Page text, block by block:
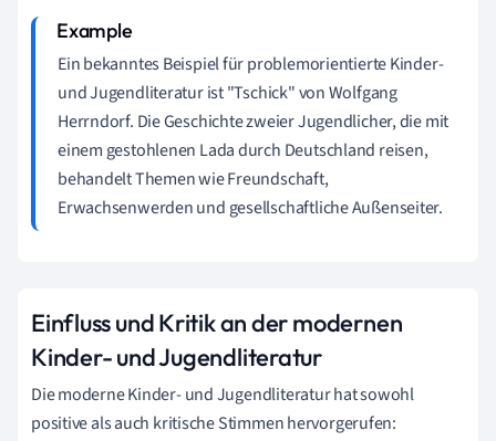
Ein bekanntes Beispiel für problemorientierte Kinder-
und Jugendliteratur ist "Tschick" von Wolfgang
Herrndorf. Die Geschichte zweier Jugendlicher, die mit
einem gestohlenen Lada durch Deutschland reisen,
behandelt Themen wie Freundschaft,
Erwachsenwerden und gesellschaftliche Außenseiter.
Einfluss und Kritik an der modernen
Kinder- und Jugendliteratur
Die moderne Kinder- und Jugendliteratur hat sowohl
positive als auch kritische Stimmen hervorgerufen: